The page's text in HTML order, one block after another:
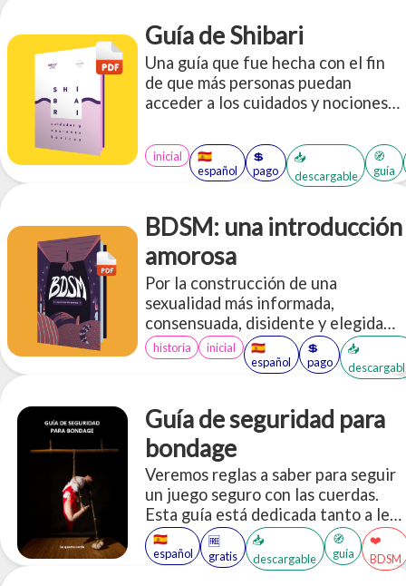
Guía de Shibari
Una guía que fue hecha con el fin
de que más personas puedan
acceder a los cuidados y nociones
restricción de cuerdas.
inicial
🇪🇸
español
💲
pago
📥
descargable
🧭
guía
BDSM: una introducción
amorosa
Por la construcción de una
sexualidad más informada,
consensuada, disidente y elegida
libremente. Versión ilustrada.
historia inicial
🇪🇸
español
💲
pago
📥
Guía de seguridad para
bondage
Veremos reglas a saber para seguir
un juego seguro con las cuerdas.
Esta guía está dedicada tanto a le
atadore como a la persona atada, ya
que el conocimiento, la conciencia y
la comunicación son esenciales para
🇪🇸
español
🆓
gratis
📥
descargable
🧭
guía
❤️
BDSM